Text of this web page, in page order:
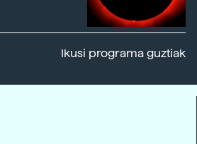
Ikusi programa guztiak